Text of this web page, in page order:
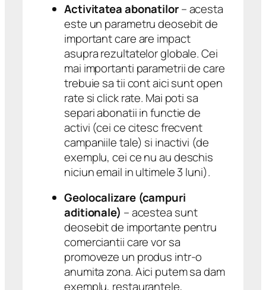
Activitatea abonatilor– acesta
este un parametru deosebit de
important care are impact
asupra rezultatelor globale. Cei
mai importanti parametrii de care
trebuie sa tii cont aici sunt open
rate si click rate. Mai poti sa
separi abonatii in functie de
activi (cei ce citesc frecvent
campaniile tale) si inactivi (de
exemplu, cei ce nu au deschis
niciun email in ultimele 3 luni).
Geolocalizare (campuri
aditionale) – acestea sunt
deosebit de importante pentru
comerciantii care vor sa
promoveze un produs intr-o
anumita zona. Aici putem sa dam
exemplu, restaurantele,